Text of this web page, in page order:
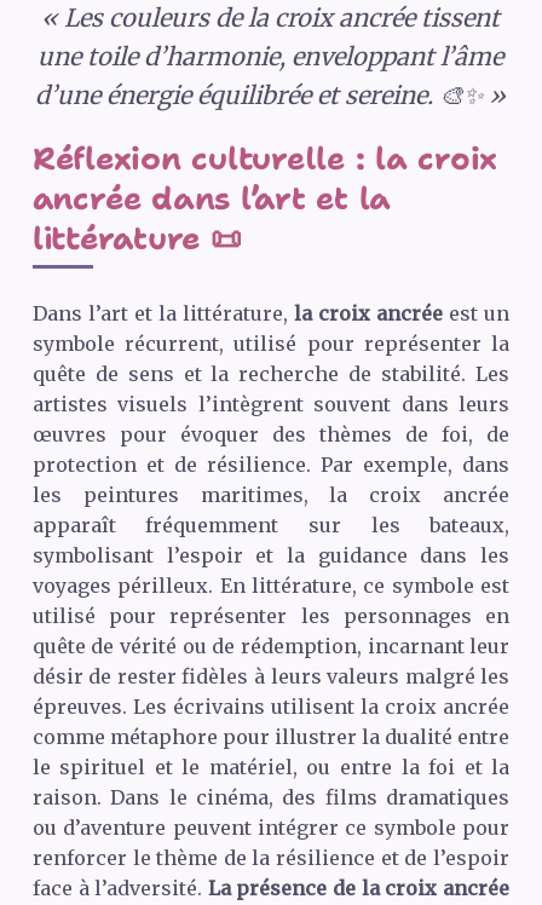
« Les couleurs de la croix ancrée tissent
une toile d’harmonie, enveloppant l’âme
d’une énergie équilibrée et sereine. 🎨✨ »
Réflexion culturelle : la croix
ancrée dans l’art et la
littérature 📜
Dans l’art et la littérature,la croix ancrée est un
symbole récurrent, utilisé pour représenter la
quête de sens et la recherche de stabilité. Les
artistes visuels l’intègrent souvent dans leurs
œuvres pour évoquer des thèmes de foi, de
protection et de résilience. Par exemple, dans
les peintures maritimes, la croix ancrée
apparaît fréquemment sur les bateaux,
symbolisant l’espoir et la guidance dans les
voyages périlleux. En littérature, ce symbole est
utilisé pour représenter les personnages en
quête de vérité ou de rédemption, incarnant leur
désir de rester fidèles à leurs valeurs malgré les
épreuves. Les écrivains utilisent la croix ancrée
comme métaphore pour illustrer la dualité entre
le spirituel et le matériel, ou entre la foi et la
raison. Dans le cinéma, des films dramatiques
ou d’aventure peuvent intégrer ce symbole pour
renforcer le thème de la résilience et de l’espoir
face à l’adversité. La présence de la croix ancrée